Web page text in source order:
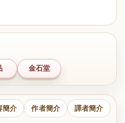
金石堂
簡介 作者簡介 譯者簡介